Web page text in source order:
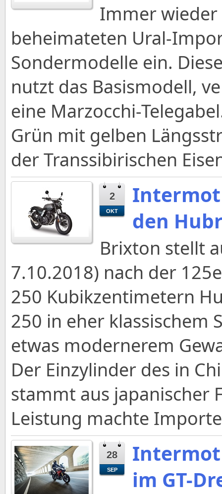
Immer
beheimateten Ural-
Sondermodelle ein.
nutzt das Basismodell,
eine Marzocchi-
Grün mit gelben
der Transsibirischen
2
OKT
Intermot
den
Brixton stellt
7.10.2018) nach der
250 Kubikzentimetern
250 in eher klassischem
etwas modernerem
Der Einzylinder des in
stammt aus japanischer
Leistung machte
28
SEP
Intermot
im GT-